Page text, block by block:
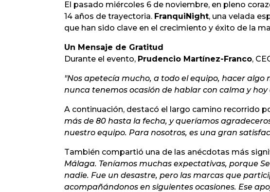
El pasado miércoles 6 de noviembre, en pleno
14 años de trayectoria. FranquiNight, una velada
que han sido clave en el crecimiento y éxito de la
Un Mensaje de Gratitud
Durante el evento, Prudencio Martínez-Franco,
"Nos apetecía mucho, a todo el equipo, hacer
nunca tenemos ocasión de hablar con calma y
A continuación, destacó el largo camino recorrido
más de 80 hasta la fecha, y queríamos
nuestro equipo. Para nosotros, es una gran
También compartió una de las anécdotas más
Málaga. Teníamos muchas expectativas, porque
nadie. Fue un desastre, pero las marcas que
acompañándonos en siguientes ocasiones. Ese